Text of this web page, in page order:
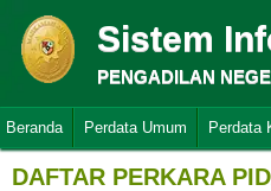
Sistem
PENGADILAN
Beranda Perdata Umum Perdata
DAFTAR PERKARA